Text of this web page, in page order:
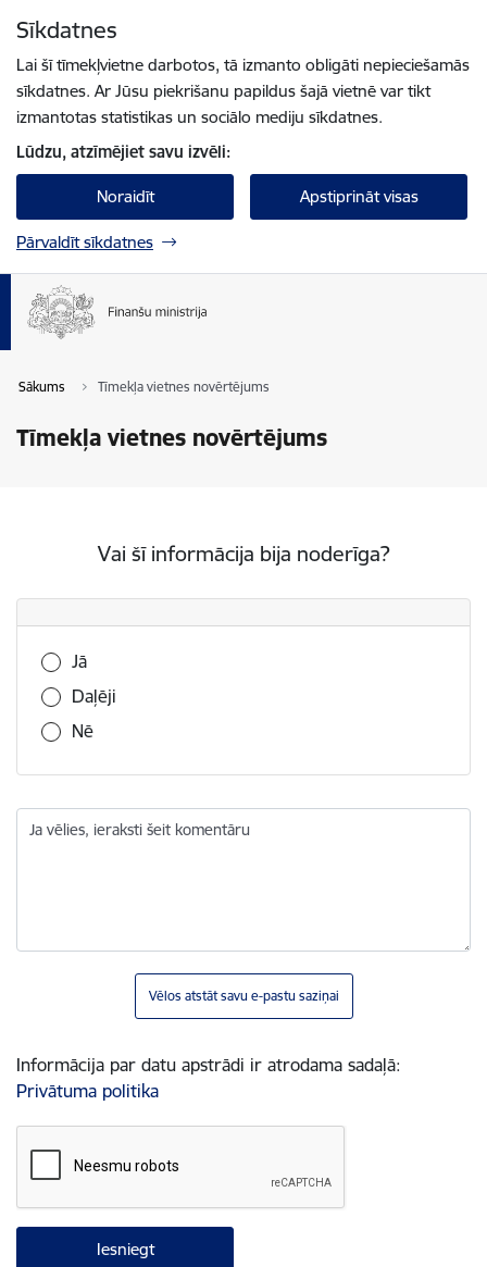
Sīkdatnes
Lai šī tīmekļvietne darbotos, tā izmanto obligāti nepieciešamās
sīkdatnes. Ar Jūsu piekrišanu papildus šajā vietnē var tikt
izmantotas statistikas un sociālo mediju sīkdatnes.
Lūdzu, atzīmējiet savu izvēli:
Noraidīt Apstiprināt visas
Pārvaldīt sīkdatnes
Sākums Tīmekļa vietnes novērtējums
Tīmekļa vietnes novērtējums
Vai šī informācija bija noderīga?
Vai šī informācija bija noderīga?
Jā
Daļēji
Nē
Ja vēlies, ieraksti šeit komentāru
Vēlos atstāt savu e-pastu saziņai
Informācija par datu apstrādi ir atrodama sadaļā:
Privātuma politika